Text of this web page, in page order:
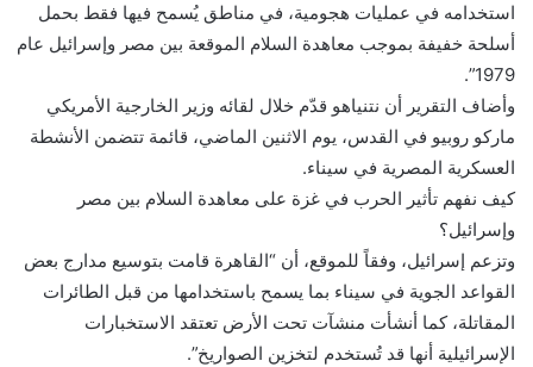
استخدامه في عمليات هجومية، في مناطق يُسمح فيها فقط بحمل
أسلحة خفيفة بموجب معاهدة السلام الموقعة بين مصر وإسرائيل عام
1979”.
وأضاف التقرير أن نتنياهو قدّم خلال لقائه وزير الخارجية الأمريكي
ماركو روبيو في القدس، يوم الاثنين الماضي، قائمة تتضمن الأنشطة
العسكرية المصرية في سيناء.
كيف نفهم تأثير الحرب في غزة على معاهدة السلام بين مصر
وإسرائيل؟
وتزعم إسرائيل، وفقاً للموقع، أن “القاهرة قامت بتوسيع مدارج بعض
القواعد الجوية في سيناء بما يسمح باستخدامها من قبل الطائرات
المقاتلة، كما أنشأت منشآت تحت الأرض تعتقد الاستخبارات
الإسرائيلية أنها قد تُستخدم لتخزين الصواريخ”.